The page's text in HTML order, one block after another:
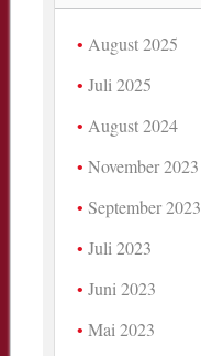
August 2025
Juli 2025
August 2024
November 2023
September 2023
Juli 2023
Juni 2023
Mai 2023